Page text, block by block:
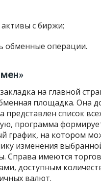
с биржи;
обменные операции.
на главной
площадка. Она
представлен список
программа
график, на котором
изменения
Справа имеются
доступным
валют.